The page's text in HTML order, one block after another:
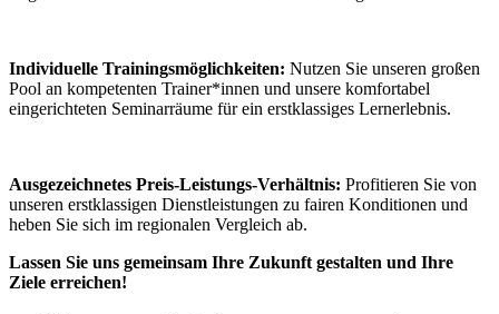
Individuelle Trainingsmöglichkeiten: Nutzen Sie unseren großen
Pool an kompetenten Trainer*innen und unsere komfortabel
eingerichteten Seminarräume für ein erstklassiges Lernerlebnis.
Ausgezeichnetes Preis-Leistungs-Verhältnis: Profitieren Sie von
unseren erstklassigen Dienstleistungen zu fairen Konditionen und
heben Sie sich im regionalen Vergleich ab.
Lassen Sie uns gemeinsam Ihre Zukunft gestalten und Ihre
Ziele erreichen!